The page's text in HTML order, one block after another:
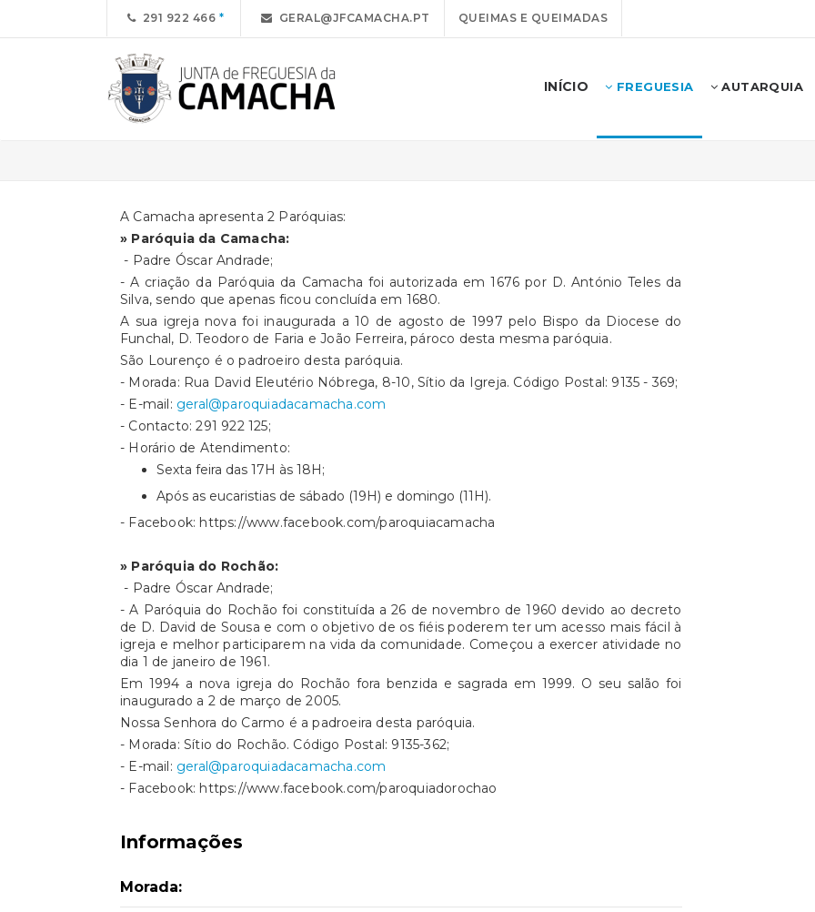
291 922 466 GERAL@JFCAMACHA.PT QUEIMAS E QUEIMADAS
INÍCIO FREGUESIA AUTARQUIA
A Camacha apresenta 2 Paróquias:
» Paróquia da Camacha:
- Padre Óscar Andrade;
- A criação da Paróquia da Camacha foi autorizada em 1676 por D. António Teles da
Silva, sendo que apenas ficou concluída em 1680.
A sua igreja nova foi inaugurada a 10 de agosto de 1997 pelo Bispo da Diocese do
Funchal, D. Teodoro de Faria e João Ferreira, pároco desta mesma paróquia.
São Lourenço é o padroeiro desta paróquia.
- Morada: Rua David Eleutério Nóbrega, 8-10, Sítio da Igreja. Código Postal: 9135 - 369;
- E-mail: geral@paroquiadacamacha.com
- Contacto: 291 922 125;
- Horário de Atendimento:
Sexta feira das 17H às 18H;
Após as eucaristias de sábado (19H) e domingo (11H).
- Facebook: https://www.facebook.com/paroquiacamacha
» Paróquia do Rochão:
- Padre Óscar Andrade;
- A Paróquia do Rochão foi constituída a 26 de novembro de 1960 devido ao decreto
de D. David de Sousa e com o objetivo de os fiéis poderem ter um acesso mais fácil à
igreja e melhor participarem na vida da comunidade. Começou a exercer atividade no
dia 1 de janeiro de 1961.
Em 1994 a nova igreja do Rochão fora benzida e sagrada em 1999. O seu salão foi
inaugurado a 2 de março de 2005.
Nossa Senhora do Carmo é a padroeira desta paróquia.
- Morada: Sítio do Rochão. Código Postal: 9135-362;
- E-mail: geral@paroquiadacamacha.com
- Facebook: https://www.facebook.com/paroquiadorochao
Informações
Morada: